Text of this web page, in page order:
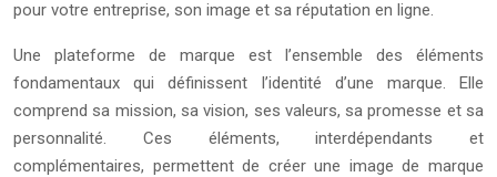
pour votre entreprise, son image et sa réputation en ligne.
Une plateforme de marque est l’ensemble des éléments
fondamentaux qui définissent l’identité d’une marque. Elle
comprend sa mission, sa vision, ses valeurs, sa promesse et sa
personnalité. Ces éléments, interdépendants et
complémentaires, permettent de créer une image de marque